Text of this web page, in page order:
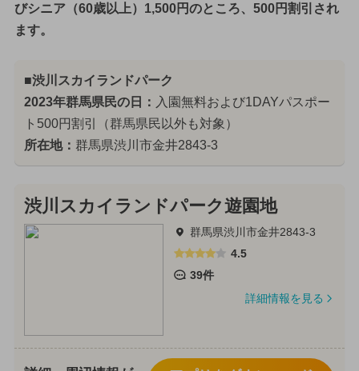
びシニア（60歳以上）1,500円のところ、500円割引され
ます。
■渋川スカイランドパーク
2023年群馬県民の日： 入園無料および1DAYパスポー
ト500円割引（群馬県民以外も対象）
所在地： 群馬県渋川市金井2843-3
渋川スカイランドパーク遊園地
群馬県渋川市金井2843-3
4.5
39件
詳細情報を見る